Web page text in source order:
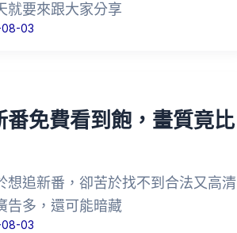
就要來跟大家分享
03
免費看到飽，畫質竟比
想追新番，卻苦於找不到合法又高清
告多，還可能暗藏
03